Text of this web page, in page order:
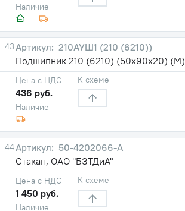
Наличие
43
210АУШ1 (210 (6210))
Подшипник 210 (6210) (50х90х20) (М)
Наличие
Цена с НДС
436 руб.
К схеме
44
50-4202066-А
Стакан, ОАО "БЗТДиА"
Наличие
Цена с НДС
1 450 руб.
К схеме